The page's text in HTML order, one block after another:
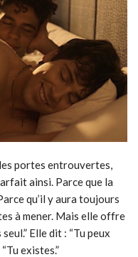
portes entrouvertes,
ainsi. Parce que la
qu’il y aura toujours
à mener. Mais elle offre
seul.” Elle dit : “Tu peux
existes.”